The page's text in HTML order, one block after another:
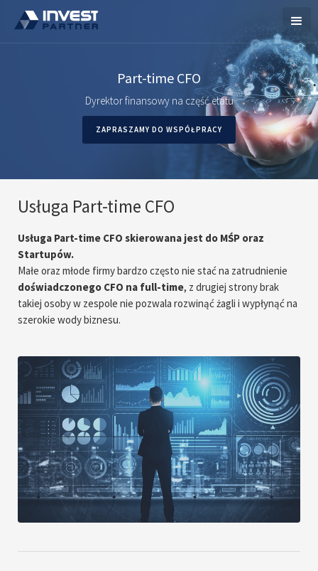
Part-time CFO
Dyrektor finansowy na część etatu
ZAPRASZAMY DO WSPÓŁPRACY
Usługa Part-time CFO
Usługa Part-time CFO skierowana jest do MŚP oraz
Startupów.
Małe oraz młode firmy bardzo często nie stać na zatrudnienie
doświadczonego CFO na full-time, z drugiej strony brak
takiej osoby w zespole nie pozwala rozwinąć żagli i wypłynąć na
szerokie wody biznesu.